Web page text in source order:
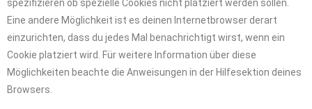
spezifizieren ob spezielle Cookies nicht platziert werden sollen.
Eine andere Möglichkeit ist es deinen Internetbrowser derart
einzurichten, dass du jedes Mal benachrichtigt wirst, wenn ein
Cookie platziert wird. Für weitere Information über diese
Möglichkeiten beachte die Anweisungen in der Hilfesektion deines
Browsers.